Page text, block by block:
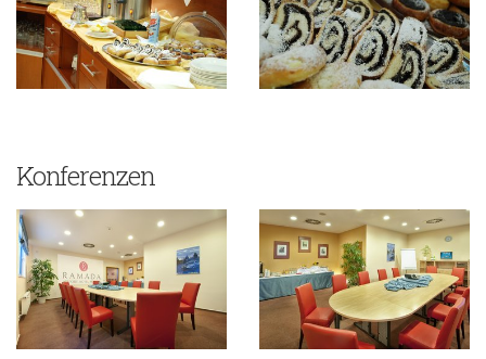
Konferenzen